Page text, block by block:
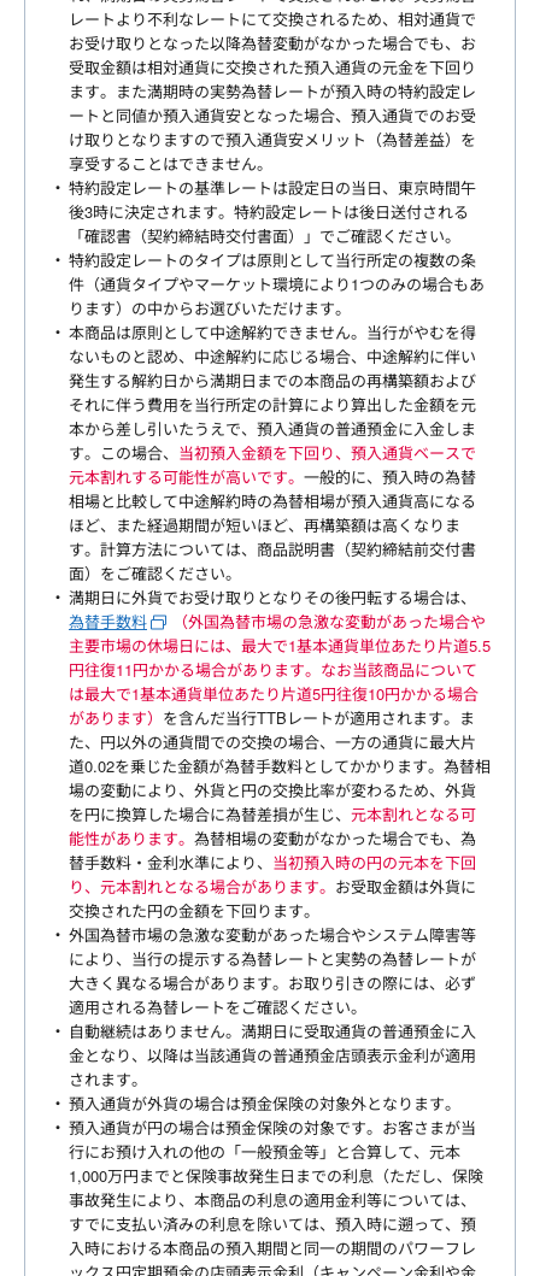
レートより不利なレートにて交換されるため、相対通貨で
お受け取りとなった以降為替変動がなかった場合でも、お
受取金額は相対通貨に交換された預入通貨の元金を下回り
ます。また満期時の実勢為替レートが預入時の特約設定レ
ートと同値か預入通貨安となった場合、預入通貨でのお受
け取りとなりますので預入通貨安メリット（為替差益）を
享受することはできません。
特約設定レートの基準レートは設定日の当日、東京時間午
後3時に決定されます。特約設定レートは後日送付される
「確認書（契約締結時交付書面）」でご確認ください。
特約設定レートのタイプは原則として当行所定の複数の条
件（通貨タイプやマーケット環境により1つのみの場合もあ
ります）の中からお選びいただけます。
本商品は原則として中途解約できません。当行がやむを得
ないものと認め、中途解約に応じる場合、中途解約に伴い
発生する解約日から満期日までの本商品の再構築額および
それに伴う費用を当行所定の計算により算出した金額を元
本から差し引いたうえで、預入通貨の普通預金に入金しま
す。この場合、 当初預入金額を下回り、預入通貨ベースで
元本割れする可能性が高いです。 一般的に、預入時の為替
相場と比較して中途解約時の為替相場が預入通貨高になる
ほど、また経過期間が短いほど、再構築額は高くなりま
す。計算方法については、商品説明書（契約締結前交付書
面）をご確認ください。
満期日に外貨でお受け取りとなりその後円転する場合は、
為替手数料
（外国為替市場の急激な変動があった場合や
主要市場の休場日には、最大で1基本通貨単位あたり片道5.5
円往復11円かかる場合があります。なお当該商品について
は最大で1基本通貨単位あたり片道5円往復10円かかる場合
があります） を含んだ当行TTBレートが適用されます。ま
た、円以外の通貨間での交換の場合、一方の通貨に最大片
道0.02を乗じた金額が為替手数料としてかかります。為替相
場の変動により、外貨と円の交換比率が変わるため、外貨
を円に換算した場合に為替差損が生じ、 元本割れとなる可
能性があります。 為替相場の変動がなかった場合でも、為
替手数料・金利水準により、 当初預入時の円の元本を下回
り、元本割れとなる場合があります。 お受取金額は外貨に
交換された円の金額を下回ります。
外国為替市場の急激な変動があった場合やシステム障害等
により、当行の提示する為替レートと実勢の為替レートが
大きく異なる場合があります。お取り引きの際には、必ず
適用される為替レートをご確認ください。
自動継続はありません。満期日に受取通貨の普通預金に入
金となり、以降は当該通貨の普通預金店頭表示金利が適用
されます。
預入通貨が外貨の場合は預金保険の対象外となります。
預入通貨が円の場合は預金保険の対象です。お客さまが当
行にお預け入れの他の「一般預金等」と合算して、元本
1,000万円までと保険事故発生日までの利息（ただし、保険
事故発生により、本商品の利息の適用金利等については、
すでに支払い済みの利息を除いては、預入時に遡って、預
入時における本商品の預入期間と同一の期間のパワーフレ